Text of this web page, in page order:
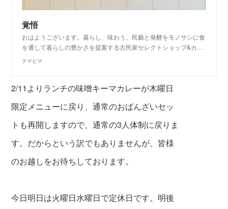
覚悟
おはようございます。暮らし、味わう。民藝と発酵をモノサシに食
を通して暮らしの豊かさを提案する古民家セレクトショップ&カ…
テマヒマ
2/11よりランチの味噌キーマカレーが木曜日
限定メニューに戻り、通常のおばんざいセッ
トも再開しますので、通常の3人体制に戻りま
す。だからという訳でもありませんが、皆様
のお越しをお待ちしております。
今日明日は火曜日水曜日で定休日です。明後